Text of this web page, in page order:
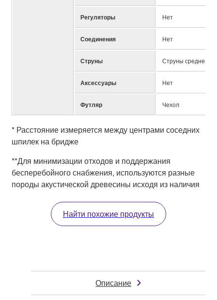
Регуляторы Нет
Соединения Нет
Струны Струны среднего
Аксессуары Нет
Футляр Чехол
* Расстояние измеряется между центрами соседних
шпилек на бридже
**Для минимизации отходов и поддержания
бесперебойного снабжения, используются разные
породы акустической древесины исходя из наличия
Найти похожие продукты
Описание